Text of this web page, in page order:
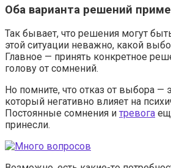
Оба варианта решений
Так бывает, что решения могут
этой ситуации неважно, какой
Главное — принять конкретное
голову от сомнений.
Но помните, что отказ от выбора —
который негативно влияет на
Постоянные сомнения и тревога
принесли.